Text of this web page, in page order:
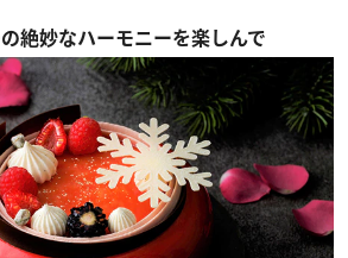
絶妙なハーモニーを楽しんで